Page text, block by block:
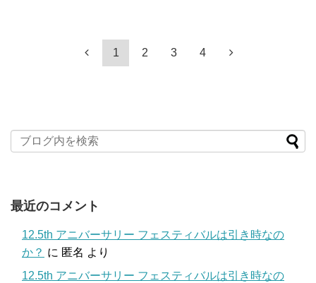
1 2 3 4
最近のコメント
12.5th アニバーサリー フェスティバルは引き時なの
か？ に 匿名 より
12.5th アニバーサリー フェスティバルは引き時なの